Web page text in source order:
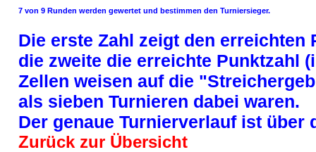
7 von 9 Runden werden gewertet und bestimmen den Turniersieger.
Die erste Zahl zeigt den erreichten
die zweite die erreichte Punktzahl
Zellen weisen auf die
als sieben Turnieren dabei waren.
Der genaue Turnierverlauf ist über
Zurück zur Übersicht